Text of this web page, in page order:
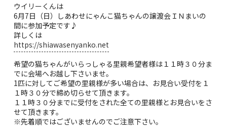
ウイリーくんは
6月7日（日）しあわせにゃんこ猫ちゃんの譲渡会ＩＮまいの
間に参加予定です♪
詳しくは
https://shiawasenyanko.net
希望の猫ちゃんがいらっしゃる里親希望者様は１１時３０分ま
でに会場へお越し下さいませ。
1匹に対してご希望の里親様が多い場合は、お見合い受付を１
１時３０分で締め切らせて頂きます。
１１時３０分までに受付をされた全ての里親様とお見合いをさ
せて頂きます。
※先着順ではございませんのでご注意下さい。